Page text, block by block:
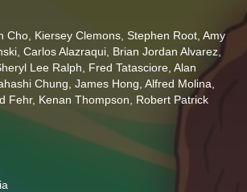
Cho Kiersey Clemons Stephen Root Amy
Carlos Alazraqui Brian Jordan Alvarez
Lee Ralph Fred Tatasciore Alan
Chung James Hong Alfred Molina
Fehr, Kenan Thompson Robert Patrick